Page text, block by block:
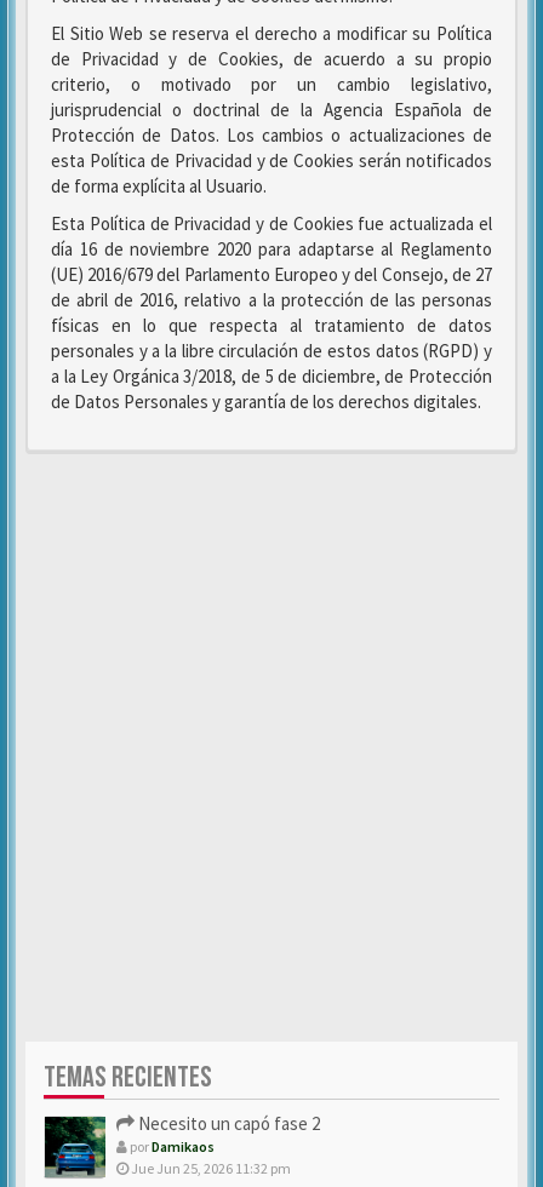
El Sitio Web se reserva el derecho a modificar su Política
de Privacidad y de Cookies, de acuerdo a su propio
criterio, o motivado por un cambio legislativo,
jurisprudencial o doctrinal de la Agencia Española de
Protección de Datos. Los cambios o actualizaciones de
esta Política de Privacidad y de Cookies serán notificados
de forma explícita al Usuario.
Esta Política de Privacidad y de Cookies fue actualizada el
día 16 de noviembre 2020 para adaptarse al Reglamento
(UE) 2016/679 del Parlamento Europeo y del Consejo, de 27
de abril de 2016, relativo a la protección de las personas
físicas en lo que respecta al tratamiento de datos
personales y a la libre circulación de estos datos (RGPD) y
a la Ley Orgánica 3/2018, de 5 de diciembre, de Protección
de Datos Personales y garantía de los derechos digitales.
TEMAS RECIENTES
Necesito un capó fase 2
porDamikaos
Jue Jun 25, 2026 11:32 pm